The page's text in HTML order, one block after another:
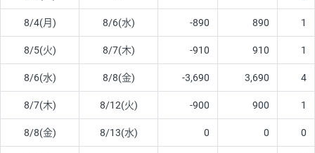
8/4(月) 8/6(水) -890 890 1
8/5(火) 8/7(木) -910 910 1
8/6(水) 8/8(金) -3,690 3,690 4
8/7(木) 8/12(火) -900 900 1
8/8(金) 8/13(水) 0 0 0